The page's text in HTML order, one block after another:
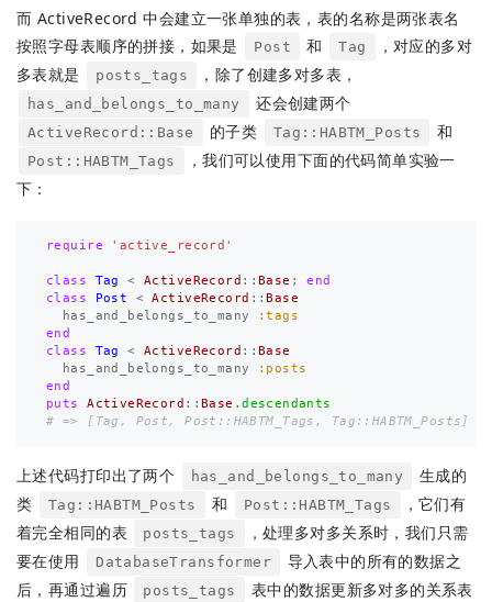
而 ActiveRecord 中会建立一张单独的表，表的名称是两张表名
按照字母表顺序的拼接，如果是
Post 和 Tag
，对应的多对
多表就是
posts_tags ，除了创建多对多表，
has_and_belongs_to_many 还会创建两个
ActiveRecord::Base 的子类 Tag::HABTM_Posts 和
Post::HABTM_Tags
，我们可以使用下面的代码简单实验一
下：
require 'active_record'
class Tag < ActiveRecord :: Base ;
end
class
Post < ActiveRecord ::Base
has_and_belongs_to_many
:tags
end
class
Tag < ActiveRecord :: Base
has_and_belongs_to_many
:posts
end
puts
ActiveRecord :: Base .descendants
# => [Tag, Post, Post::HABTM_Tags, Tag::HABTM_Posts]
上述代码打印出了两个 has_and_belongs_to_many
生成的
类
Tag::HABTM_Posts 和 Post::HABTM_Tags
，它们有
着完全相同的表
posts_tags
，处理多对多关系时，我们只需
要在使用
DatabaseTransformer
导入表中的所有的数据之
后，再通过遍历
posts_tags
表中的数据更新多对多的关系表